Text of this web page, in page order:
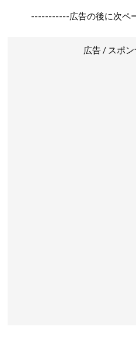
-----------広告の後に次ペ
広告 / スポ